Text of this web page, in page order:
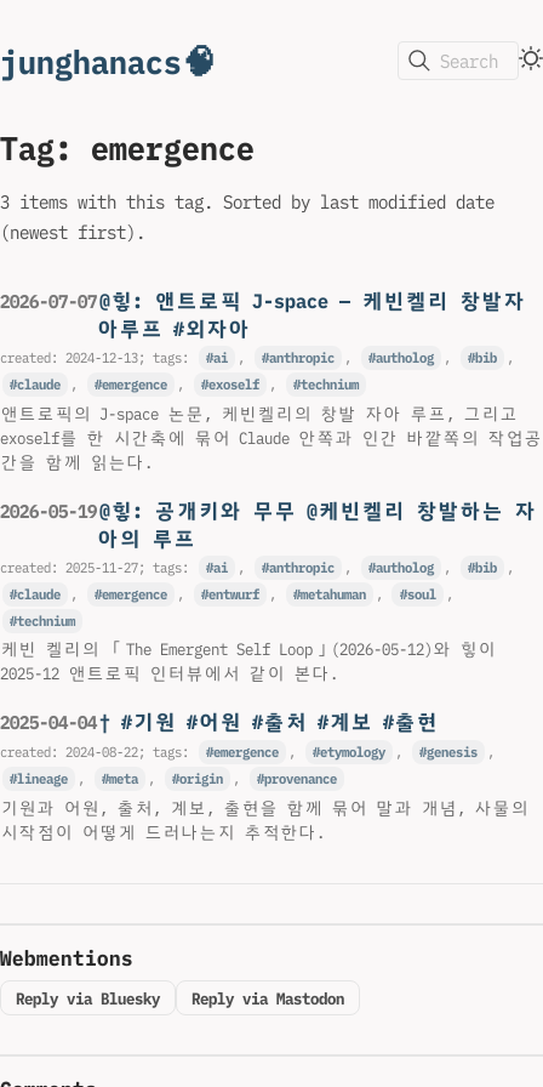
junghanacs🧠 Search
Tag: emergence
3 items with this tag. Sorted by last modified date
(newest first).
2026-07-07@힣: 앤트로픽 J-space — 케빈켈리 창발자
아루프 #외자아
created: 2024-12-13; tags: ai , anthropic , autholog , bib
,
claude
, emergence , exoself , technium
앤트로픽의 J-space 논문, 케빈켈리의 창발 자아 루프, 그리고
exoself를 한 시간축에 묶어 Claude 안쪽과 인간 바깥쪽의 작업공
간을 함께 읽는다.
2026-05-19@힣: 공개키와 무무 @케빈켈리 창발하는 자
아의 루프
created: 2025-11-27; tags: ai , anthropic , autholog , bib
,
claude
, emergence , entwurf , metahuman , soul
,
technium
케빈 켈리의 「The Emergent Self Loop」(2026-05-12)와 힣이
2025-12 앤트로픽 인터뷰에서 같이 본다.
2025-04-04† #기원 #어원 #출처 #계보 #출현
created: 2024-08-22; tags: emergence , etymology , genesis
,
lineage
, meta , origin , provenance
기원과 어원, 출처, 계보, 출현을 함께 묶어 말과 개념, 사물의
시작점이 어떻게 드러나는지 추적한다.
Webmentions
Reply via Bluesky Reply via Mastodon